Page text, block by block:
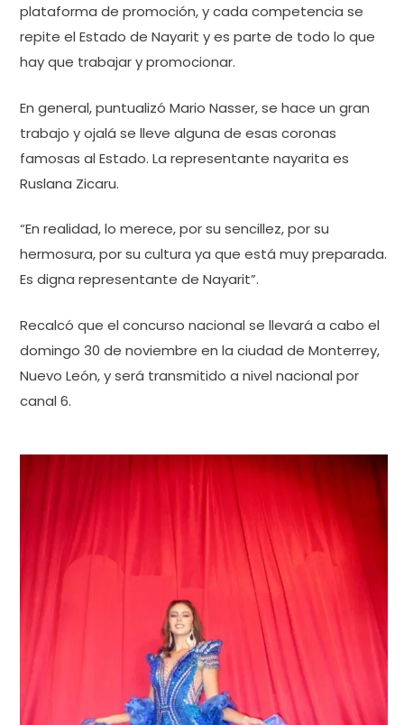
plataforma de promoción, y cada competencia se
repite el Estado de Nayarit y es parte de todo lo que
hay que trabajar y promocionar.
En general, puntualizó Mario Nasser, se hace un gran
trabajo y ojalá se lleve alguna de esas coronas
famosas al Estado. La representante nayarita es
Ruslana Zicaru.
“En realidad, lo merece, por su sencillez, por su
hermosura, por su cultura ya que está muy preparada.
Es digna representante de Nayarit”.
Recalcó que el concurso nacional se llevará a cabo el
domingo 30 de noviembre en la ciudad de Monterrey,
Nuevo León, y será transmitido a nivel nacional por
canal 6.